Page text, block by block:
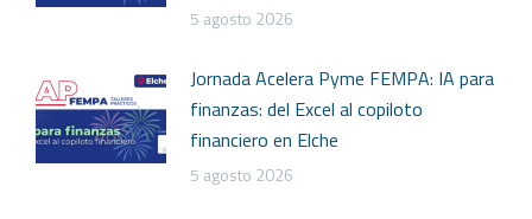
5 agosto 2026
Jornada Acelera Pyme FEMPA: IA para
finanzas: del Excel al copiloto
financiero en Elche
5 agosto 2026